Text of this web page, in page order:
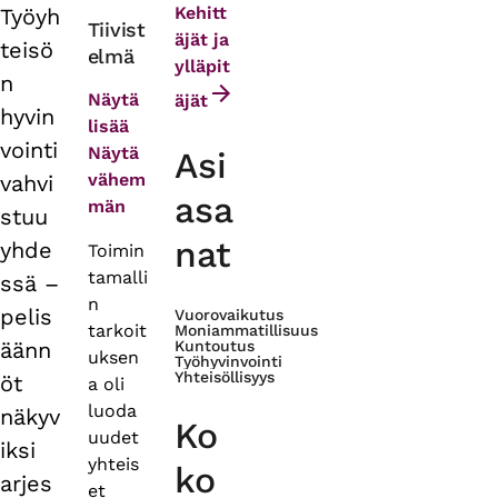
Primary
tabs
Työyh
teisö
n
hyvin
vointi
vahvi
stuu
yhde
ssä –
pelis
äänn
öt
näkyv
iksi
arjes
Tiivist
elmä
Näytä
lisää
Näytä
vähem
män
Toimin
tamalli
n
tarkoit
uksen
a oli
luoda
uudet
yhteis
et
Kehitt
äjät ja
ylläpit
äjät
Asi
asa
nat
Vuorovaikutus
Moniammatillisuus
Kuntoutus
Työhyvinvointi
Yhteisöllisyys
Ko
ko